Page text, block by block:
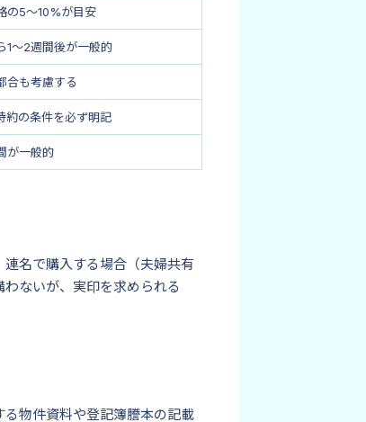
の5〜10%が目安
1〜2週間後が一般的
合も考慮する
約の条件を必ず明記
が一般的
名で購入する場合（夫婦共有
ないが、実印を求められる
物件資料や登記簿謄本の記載